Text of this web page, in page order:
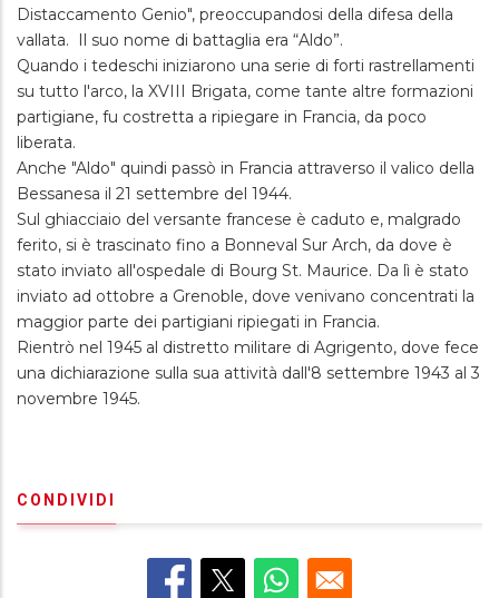
Distaccamento Genio", preoccupandosi della difesa della
vallata. Il suo nome di battaglia era “Aldo”.
Quando i tedeschi iniziarono una serie di forti rastrellamenti
su tutto l'arco, la XVIII Brigata, come tante altre formazioni
partigiane, fu costretta a ripiegare in Francia, da poco
liberata.
Anche "Aldo" quindi passò in Francia attraverso il valico della
Bessanesa il 21 settembre del 1944.
Sul ghiacciaio del versante francese è caduto e, malgrado
ferito, si è trascinato fino a Bonneval Sur Arch, da dove è
stato inviato all'ospedale di Bourg St. Maurice. Da lì è stato
inviato ad ottobre a Grenoble, dove venivano concentrati la
maggior parte dei partigiani ripiegati in Francia.
Rientrò nel 1945 al distretto militare di Agrigento, dove fece
una dichiarazione sulla sua attività dall'8 settembre 1943 al 3
novembre 1945.
CONDIVIDI